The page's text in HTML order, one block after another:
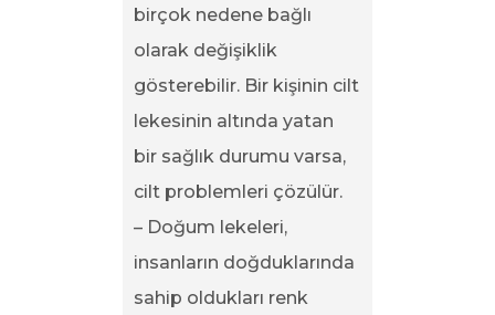
birçok nedene bağlı
olarak değişiklik
gösterebilir. Bir kişinin cilt
lekesinin altında yatan
bir sağlık durumu varsa,
cilt problemleri çözülür.
– Doğum lekeleri,
insanların doğduklarında
sahip oldukları renk